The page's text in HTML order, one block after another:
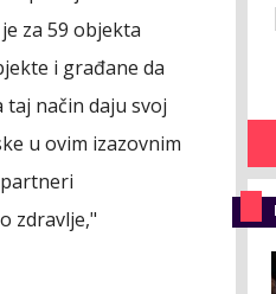
za 59 objekta
i građane da
način daju svoj
u ovim izazovnim
zdravlje,"